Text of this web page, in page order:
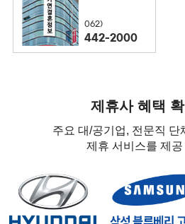
062)
442-2000
제휴사 혜택 확
주요 대/공기업, 전문직 단
제휴 서비스를 제